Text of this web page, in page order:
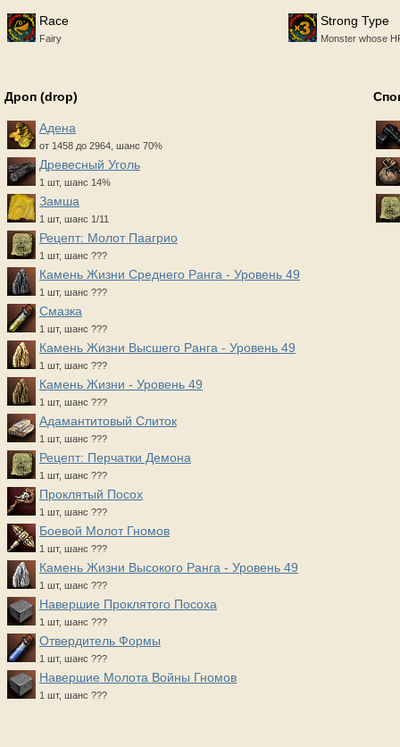
Race
Fairy
Strong Type
Monster whose
Дроп (drop)
Адена
от 1458 до 2964, шанс 70%
Древесный Уголь
1 шт, шанс 14%
Замша
1 шт, шанс 1/11
Рецепт: Молот Паагрио
1 шт, шанс ???
Камень Жизни Среднего Ранга - Уровень 49
1 шт, шанс ???
Смазка
1 шт, шанс ???
Камень Жизни Высшего Ранга - Уровень 49
1 шт, шанс ???
Камень Жизни - Уровень 49
1 шт, шанс ???
Адамантитовый Слиток
1 шт, шанс ???
Рецепт: Перчатки Демона
1 шт, шанс ???
Проклятый Посох
1 шт, шанс ???
Боевой Молот Гномов
1 шт, шанс ???
Камень Жизни Высокого Ранга - Уровень 49
1 шт, шанс ???
Навершие Проклятого Посоха
1 шт, шанс ???
Отвердитель Формы
1 шт, шанс ???
Навершие Молота Войны Гномов
1 шт, шанс ???